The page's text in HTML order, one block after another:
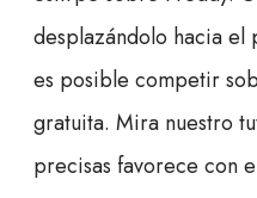
desplazándolo hacia el
es posible competir
gratuita. Mira nuestro
precisas favorece con